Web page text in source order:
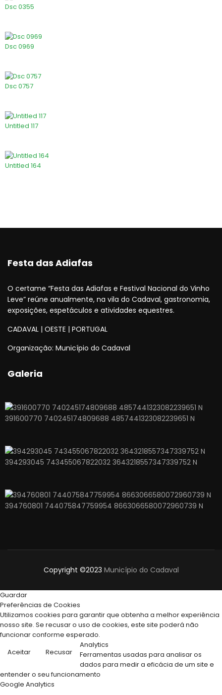
Dsc 0355
Dsc 0969
Dsc 0757
Untitled 117
Untitled 164
Festa das Adiafas
O certame “Festa das Adiafas e Festival Nacional do Vinho
Leve” reúne anualmente, na vila do Cadaval, gastronomia,
exposições, espetáculos e atividades equestres.
CADAVAL | OESTE | PORTUGAL
Organização: Município do Cadaval
Galeria
391600770 740245174809688 4857441323082239651 N
394293045 743455067822032 3643218557347339752 N
394760801 744075847759954 8663066580072960739 N
Copyright ©2023 Município do Cadaval
Guardar
Preferências de Cookies
Utilizamos cookies para garantir que obtenha a melhor experiência
nosso site. Se recusar o uso de cookies, este site poderá não
funcionar conforme esperado.
Aceitar
Recusar
Analytics
Ferramentas usadas para analisar os
dados para medir a eficácia de um site e
entender o seu funcionamento
Google Analytics